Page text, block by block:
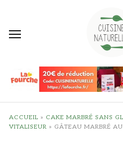
ACCUEIL » CAKE MARBRÉ SANS
VITALISEUR » GÂTEAU MARBRÉ